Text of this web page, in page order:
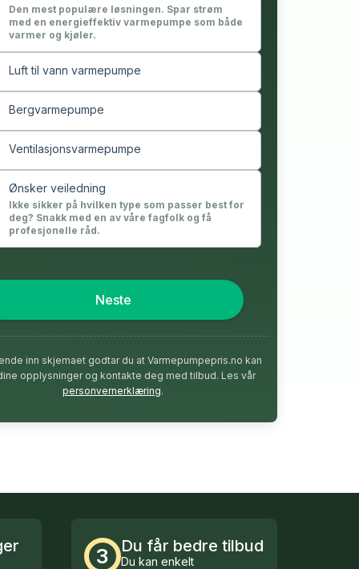
Den mest populære løsningen. Spar strøm
med en energieffektiv varmepumpe som både
varmer og kjøler.
Luft til vann varmepumpe
Bergvarmepumpe
Ventilasjonsvarmepumpe
Ønsker veiledning
Ikke sikker på hvilken type som passer best for
deg? Snakk med en av våre fagfolk og få
profesjonelle råd.
Neste
inn skjemaet godtar du at Varmepumpepris.no kan
opplysninger og kontakte deg med tilbud. Les vår
personvernerklæring.
3 Du får bedre tilbud
Du kan enkelt